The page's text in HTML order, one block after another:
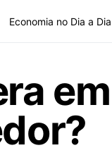
Economia no Dia a Dia